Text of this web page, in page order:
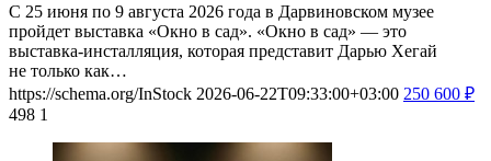
С 25 июня по 9 августа 2026 года в Дарвиновском музее
пройдет выставка «Окно в сад». «Окно в сад» — это
выставка-инсталляция, которая представит Дарью Хегай
не только как…
https://schema.org/InStock 2026-06-22T09:33:00+03:00 250 600 ₽
498 1